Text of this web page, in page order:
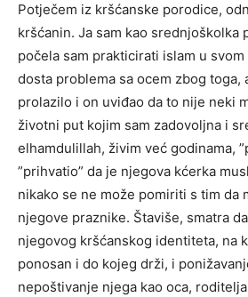
Potječem iz kršćanske porodice,
kršćanin. Ja sam kao srednjoškolka
počela sam prakticirati islam u svom
dosta problema sa ocem zbog toga,
prolazilo i on uviđao da to nije neki
životni put kojim sam zadovoljna i
elhamdulillah, živim već godinama,
”prihvatio” da je njegova kćerka
nikako se ne može pomiriti s tim da
njegove praznike. Štaviše, smatra
njegovog kršćanskog identiteta, na
ponosan i do kojeg drži, i
nepoštivanje njega kao oca,